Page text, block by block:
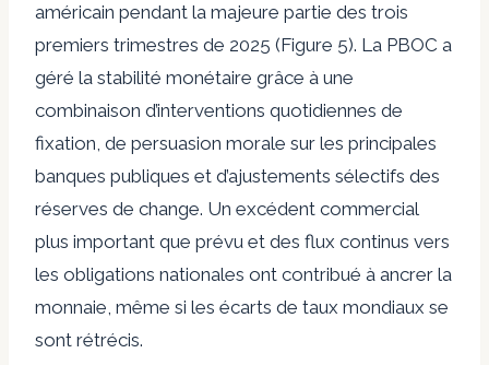
américain pendant la majeure partie des trois
premiers trimestres de 2025 (Figure 5). La PBOC a
géré la stabilité monétaire grâce à une
combinaison d’interventions quotidiennes de
fixation, de persuasion morale sur les principales
banques publiques et d’ajustements sélectifs des
réserves de change. Un excédent commercial
plus important que prévu et des flux continus vers
les obligations nationales ont contribué à ancrer la
monnaie, même si les écarts de taux mondiaux se
sont rétrécis.